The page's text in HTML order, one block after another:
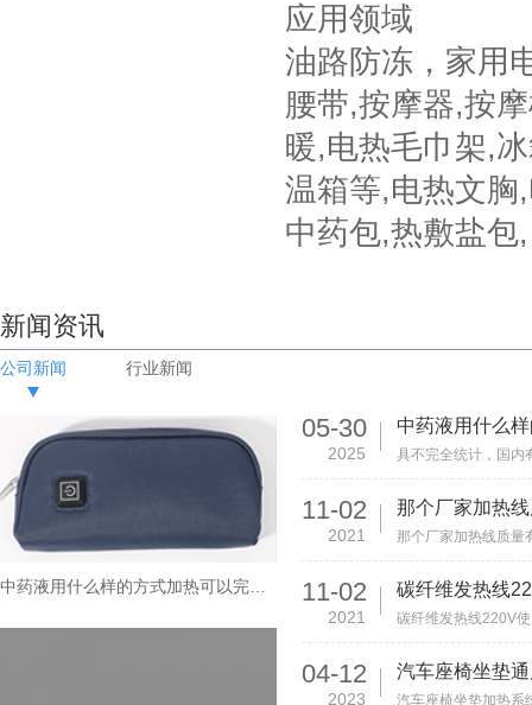
应用领域
油路防冻，家用
腰带,按摩器,按
暖,电热毛巾架,
温箱等,电热文胸
中药包,热敷盐包
新闻资讯
公司新闻 行业新闻
05-30
2025
11-02
2021
那个厂家加热
11-02
2021
04-12
2023